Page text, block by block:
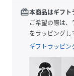
性別タイプ
素材
redeem本商品はギフト
ご希望の際は
をラッピングし
ギフトラッピン